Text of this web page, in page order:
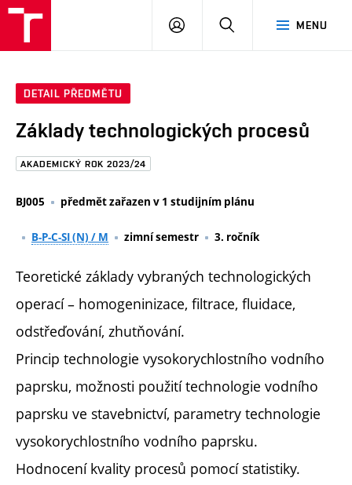
Brno
MENU
PŘIHLÁSIT
DETAIL PŘEDMĚTU
Základy technologických procesů
AKADEMICKÝ ROK 2023/24
BJ005 předmět zařazen v 1 studijním plánu
B-P-C-SI (N) / M zimní semestr 3. ročník
Teoretické základy vybraných technologických
operací – homogeninizace, filtrace, fluidace,
odstřeďování, zhutňování.
Princip technologie vysokorychlostního vodního
paprsku, možnosti použití technologie vodního
paprsku ve stavebnictví, parametry technologie
vysokorychlostního vodního paprsku.
Hodnocení kvality procesů pomocí statistiky.